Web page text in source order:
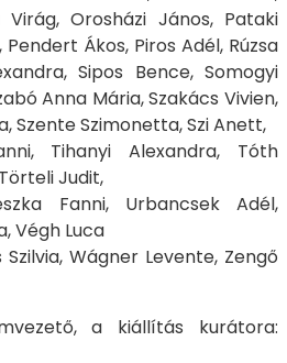
Orosházi János, Pataki
Ákos, Piros Adél, Rúzsa
Sipos Bence, Somogyi
Anna Mária, Szakács Vivien,
Szente Szimonetta, Szi Anett,
Tihanyi Alexandra, Tóth
Judit,
Fanni, Urbancsek Adél,
Végh Luca
Wágner Levente, Zengő
a kiállítás kurátora: